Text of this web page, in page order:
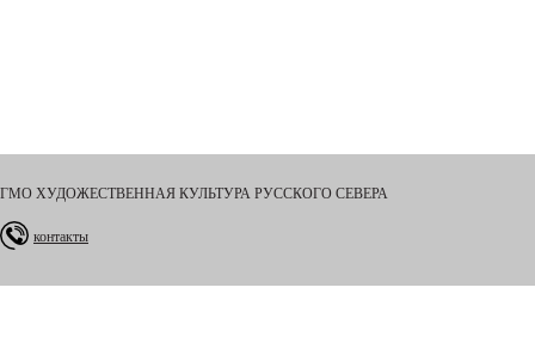
ГМО ХУДОЖЕСТВЕННАЯ КУЛЬТУРА РУССКОГО СЕВЕРА
контакты